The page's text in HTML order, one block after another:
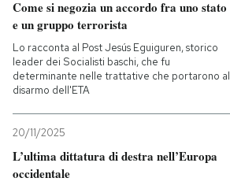
Come si negozia un accordo fra uno stato
e un gruppo terrorista
Lo racconta al Post Jesús Eguiguren, storico
leader dei Socialisti baschi, che fu
determinante nelle trattative che portarono al
disarmo dell'ETA
20/11/2025
L’ultima dittatura di destra nell’Europa
occidentale